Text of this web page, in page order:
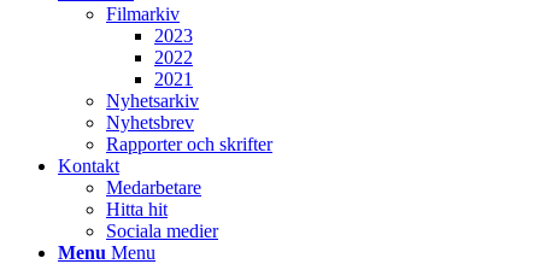
Filmarkiv
2023
2022
2021
Nyhetsarkiv
Nyhetsbrev
Rapporter och skrifter
Kontakt
Medarbetare
Hitta hit
Sociala medier
Menu Menu